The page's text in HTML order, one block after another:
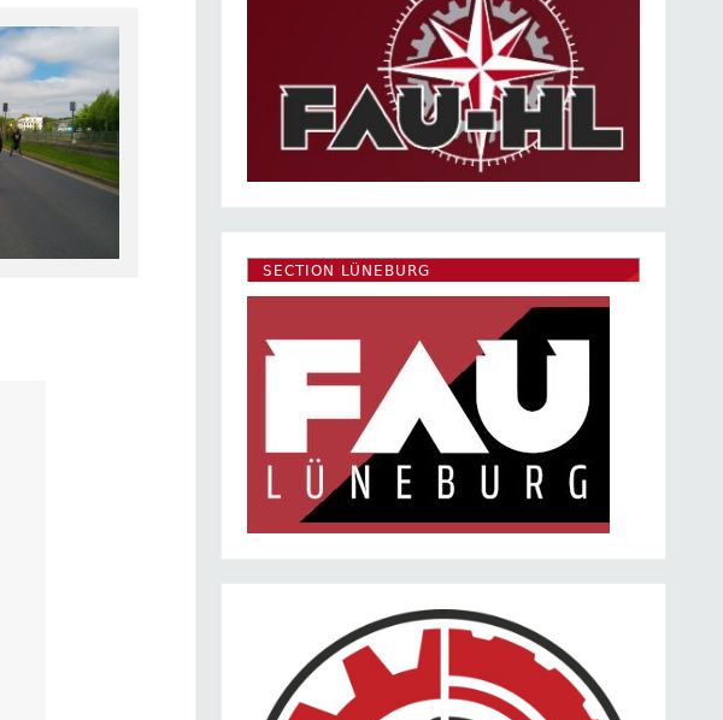
SECTION LÜNEBURG